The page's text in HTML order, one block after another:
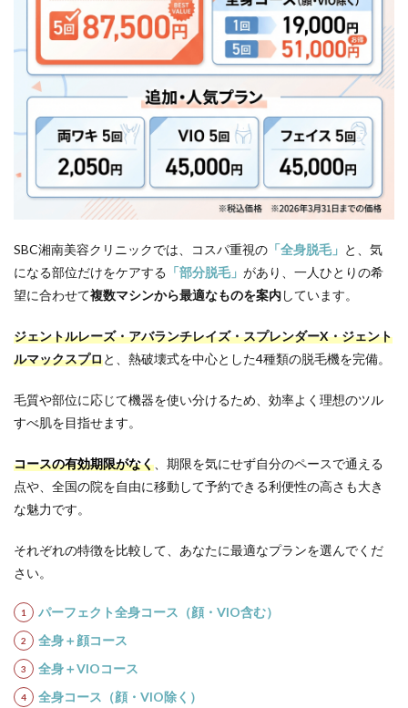
13.3
間隔は
どれく
らいで
すか？
13.4
Q.コー
スに期
限はあ
13.5
Q.施術
部位は
でしょ
うか？
医療
脱毛
や副
作用
は？
知っ
てお
方が
いい
こと
15
にあ
SBC湘南美容クリニックでは、コスパ重視の 「全身脱毛」 と、気
になる部位だけをケアする 「部分脱毛」 があり、一人ひとりの希
望に合わせて複数マシンから最適なものを案内しています。
ジェントルレーズ・アバランチレイズ・スプレンダーX・ジェント
ルマックスプロと、熱破壊式を中心とした4種類の脱毛機を完備。
毛質や部位に応じて機器を使い分けるため、効率よく理想のツル
すべ肌を目指せます。
コースの有効期限がなく 、期限を気にせず自分のペースで通える
点や、全国の院を自由に移動して予約できる利便性の高さも大き
な魅力です。
それぞれの特徴を比較して、あなたに最適なプランを選んでくだ
さい。
パーフェクト全身コース（顔・VIO含む）
全身＋顔コース
全身＋VIOコース
全身コース（顔・VIO除く）